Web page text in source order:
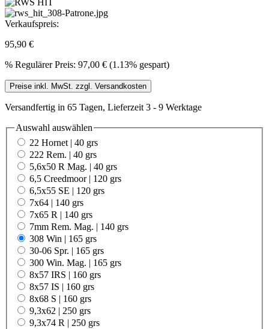
Verkaufspreis:
95,90 €
% Regulärer Preis: 97,00 € (1.13% gespart)
Preise inkl. MwSt. zzgl. Versandkosten
Versandfertig in 65 Tagen, Lieferzeit 3 - 9 Werktage
Auswahl auswählen
22 Hornet | 40 grs
222 Rem. | 40 grs
5,6x50 R Mag. | 40 grs
6,5 Creedmoor | 120 grs
6,5x55 SE | 120 grs
7x64 | 140 grs
7x65 R | 140 grs
7mm Rem. Mag. | 140 grs
308 Win | 165 grs
30-06 Spr. | 165 grs
300 Win. Mag. | 165 grs
8x57 IRS | 160 grs
8x57 IS | 160 grs
8x68 S | 160 grs
9,3x62 | 250 grs
9,3x74 R | 250 grs